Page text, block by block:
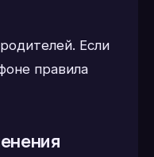
Если
правила